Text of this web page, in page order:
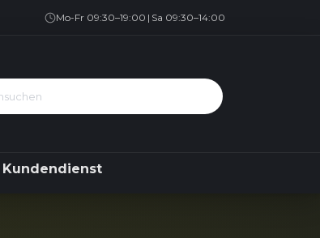
Mo-Fr 09:30–19:00 | Sa 09:30–14:00
Kundendienst
Kühlen & Gefrieren